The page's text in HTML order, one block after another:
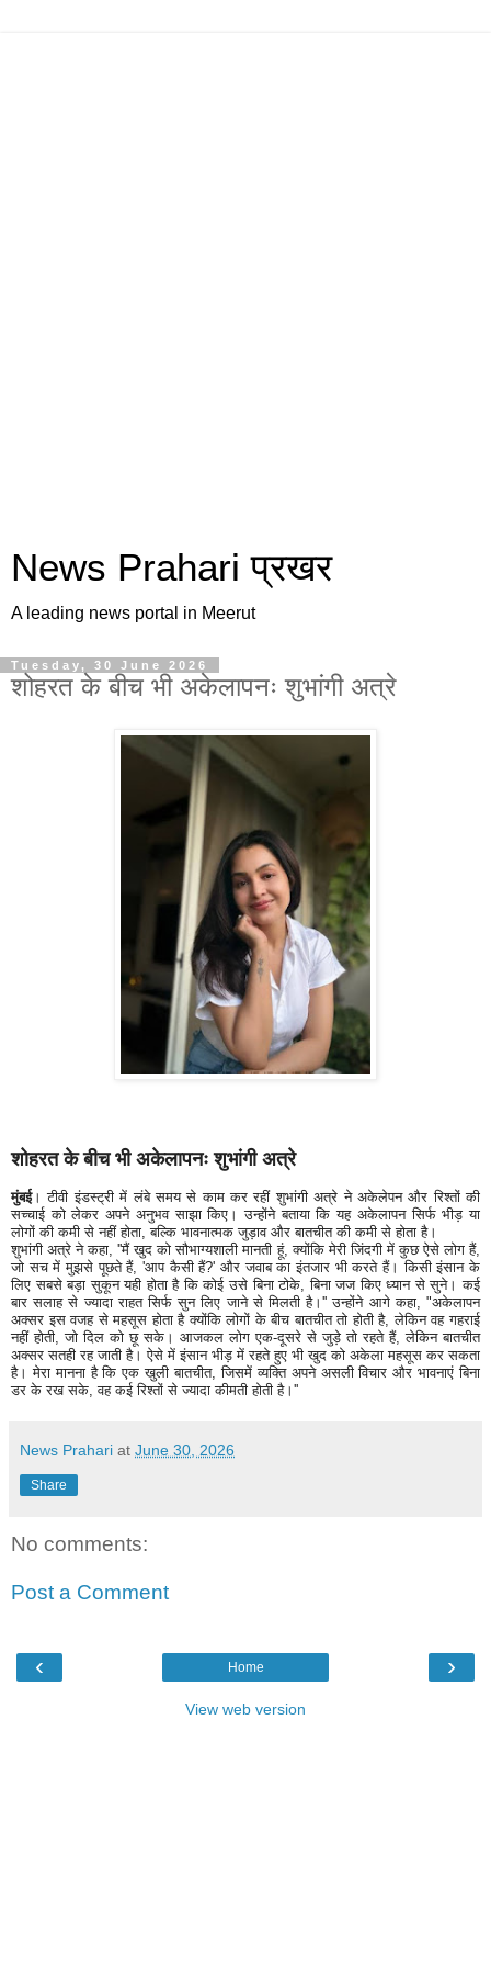
News Prahari प्रखर
A leading news portal in Meerut
Tuesday, 30 June 2026
शोहरत के बीच भी अकेलापनः शुभांगी अत्रे
शोहरत के बीच भी अकेलापनः शुभांगी अत्रे
मुंबई। टीवी इंडस्ट्री में लंबे समय से काम कर रहीं शुभांगी अत्रे ने अकेलेपन और रिश्तों की
सच्चाई को लेकर अपने अनुभव साझा किए। उन्होंने बताया कि यह अकेलापन सिर्फ भीड़ या
लोगों की कमी से नहीं होता, बल्कि भावनात्मक जुड़ाव और बातचीत की कमी से होता है।
शुभांगी अत्रे ने कहा, ''मैं खुद को सौभाग्यशाली मानती हूं, क्योंकि मेरी जिंदगी में कुछ ऐसे लोग हैं,
जो सच में मुझसे पूछते हैं, 'आप कैसी हैं?' और जवाब का इंतजार भी करते हैं। किसी इंसान के
लिए सबसे बड़ा सुकून यही होता है कि कोई उसे बिना टोके, बिना जज किए ध्यान से सुने। कई
बार सलाह से ज्यादा राहत सिर्फ सुन लिए जाने से मिलती है।'' उन्होंने आगे कहा, "अकेलापन
अक्सर इस वजह से महसूस होता है क्योंकि लोगों के बीच बातचीत तो होती है, लेकिन वह गहराई
नहीं होती, जो दिल को छू सके। आजकल लोग एक-दूसरे से जुड़े तो रहते हैं, लेकिन बातचीत
अक्सर सतही रह जाती है। ऐसे में इंसान भीड़ में रहते हुए भी खुद को अकेला महसूस कर सकता
है। मेरा मानना है कि एक खुली बातचीत, जिसमें व्यक्ति अपने असली विचार और भावनाएं बिना
डर के रख सके, वह कई रिश्तों से ज्यादा कीमती होती है।''
News Prahari at June 30, 2026
Share
No comments:
Post a Comment
‹ ›
Home
View web version